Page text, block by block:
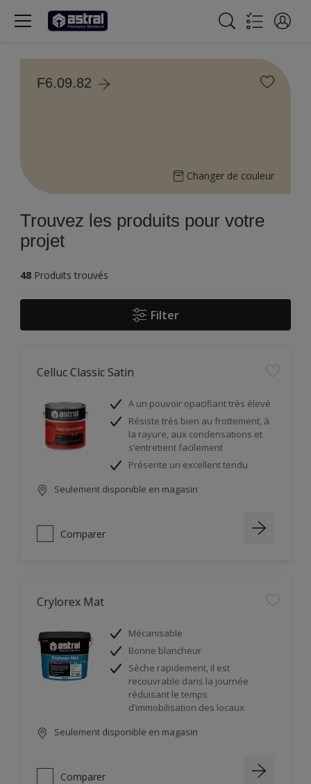
F6.09.82
Changer de couleur
Trouvez les produits pour votre
projet
48 Produits trouvés
Filter
Celluc Classic Satin
A un pouvoir opacifiant très élevé
Résiste très bien au frottement, à
la rayure, aux condensations et
s’entretient facilement
Présente un excellent tendu
Seulement disponible en magasin
Comparer
Crylorex Mat
Mécanisable
Bonne blancheur
Sèche rapidement, il est
recouvrable dans la journée
réduisant le temps
d’immobilisation des locaux
Seulement disponible en magasin
Comparer